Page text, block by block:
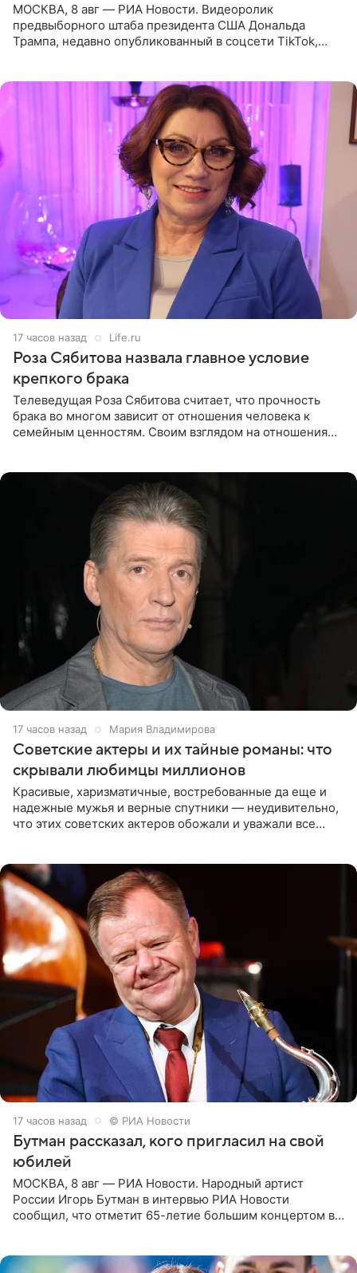
МОСКВА, 8 авг — РИА Новости. Видеоролик
предвыборного штаба президента США Дональда
Трампа, недавно опубликованный в соцсети TikTok,
17 часов назад Life.ru
Роза Сябитова назвала главное условие
крепкого брака
Телеведущая Роза Сябитова считает, что прочность
брака во многом зависит от отношения человека к
семейным ценностям. Своим взглядом на отношения
17 часов назад Мария Владимирова
Советские актеры и их тайные романы: что
скрывали любимцы миллионов
Красивые, харизматичные, востребованные да еще и
надежные мужья и верные спутники — неудивительно,
что этих советских актеров обожали и уважали все
17 часов назад © РИА Новости
Бутман рассказал, кого пригласил на свой
юбилей
МОСКВА, 8 авг — РИА Новости. Народный артист
России Игорь Бутман в интервью РИА Новости
сообщил, что отметит 65-летие большим концертом в